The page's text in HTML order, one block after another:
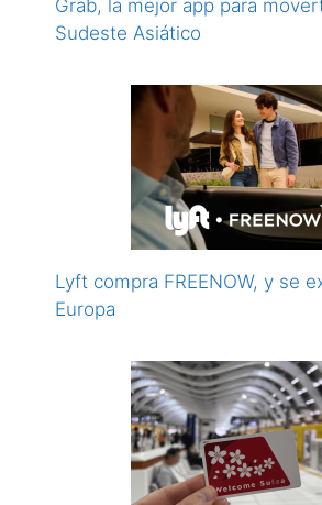
Grab, la mejor app para
Sudeste Asiático
Lyft compra FREENOW, y se
Europa